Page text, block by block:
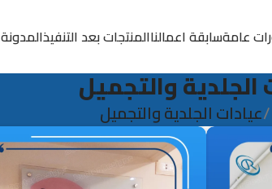
عامةسابقة اعمالناالمنتجات بعد التنفيذالمدونة
الجلدية والتجميل
عيادات الجلدية والتجميل